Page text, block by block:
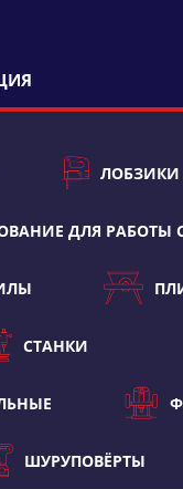
ЛОБЗИКИ
ДЛЯ РАБОТЫ
СТАНКИ
ШУРУПОВЁРТЫ